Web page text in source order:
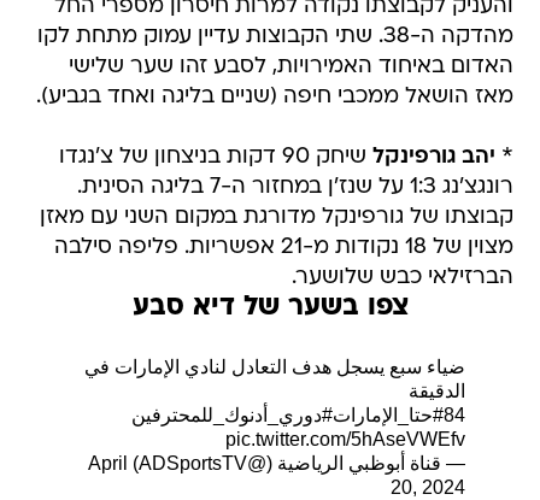
והעניק לקבוצתו נקודה למרות חיסרון מספרי החל
מהדקה ה-38. שתי הקבוצות עדיין עמוק מתחת לקו
האדום באיחוד האמירויות, לסבע זהו שער שלישי
מאז הושאל ממכבי חיפה (שניים בליגה ואחד בגביע).
* יהב גורפינקל
שיחק 90 דקות בניצחון של צ'נגדו
רונגצ'נג 1:3 על שנז'ן במחזור ה-7 בליגה הסינית.
קבוצתו של גורפינקל מדורגת במקום השני עם מאזן
מצוין של 18 נקודות מ-21 אפשריות. פליפה סילבה
הברזילאי כבש שלושער.
צפו בשער של דיא סבע
ضياء سبع يسجل هدف التعادل لنادي الإمارات في
الدقيقة
84#حتا_الإمارات#دوري_أدنوك_للمحترفين
pic.twitter.com/5hAseVWEfv
— قناة أبوظبي الرياضية (@ADSportsTV)
April
20, 2024